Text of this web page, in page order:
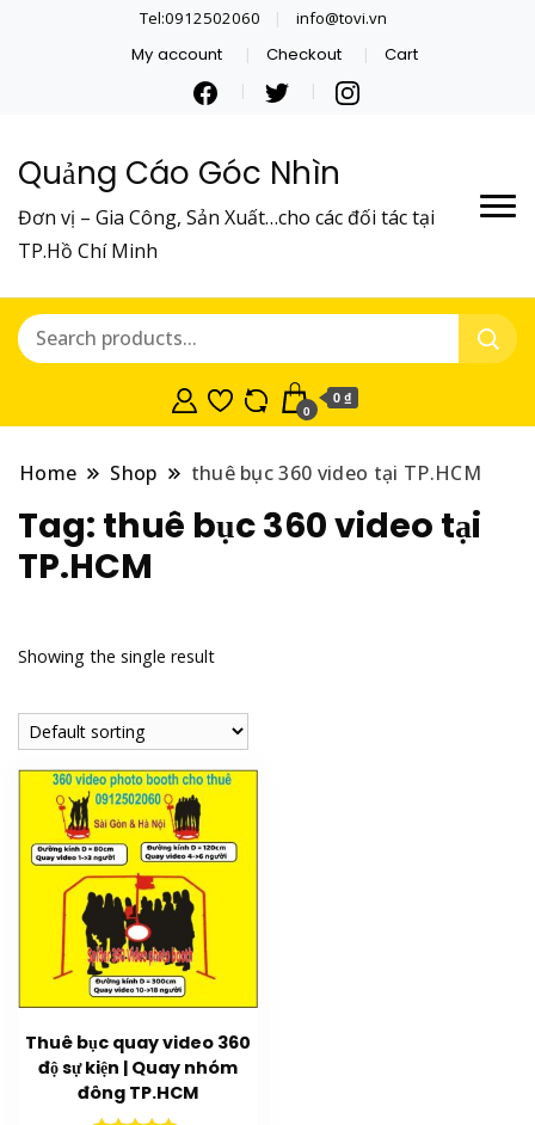
Tel:0912502060 info@tovi.vn
My account Checkout Cart
Quảng Cáo Góc Nhìn
Đơn vị – Gia Công, Sản Xuất…cho các đối tác tại
TP.Hồ Chí Minh
0
0 ₫
Home Shop thuê bục 360 video tại TP.HCM
Tag: thuê bục 360 video tại
TP.HCM
Showing the single result
Thuê bục quay video 360
độ sự kiện | Quay nhóm
đông TP.HCM